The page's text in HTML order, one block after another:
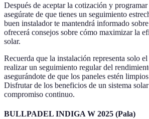
Después de aceptar la cotización y
asegúrate de que tienes un seguimiento
buen instalador te mantendrá informado
ofrecerá consejos sobre cómo maximizar la
solar.
Recuerda que la instalación representa solo
realizar un seguimiento regular del
asegurándote de que los paneles estén
Disfrutar de los beneficios de un sistema
compromiso continuo.
BULLPADEL INDIGA W 2025 (Pala)